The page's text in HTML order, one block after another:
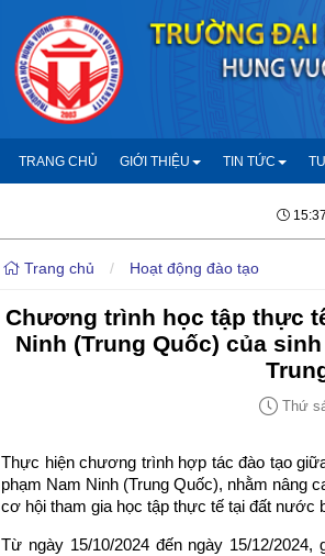
TRANG CHỦ GIỚI THIỆU TIN TỨC
Trang chủ / Hoạt động đào tạo
Chương trình học tập thực
Ninh (Trung Quốc) của
Thứ
Thực hiện chương trình hợp tác đào tạo
phạm Nam Ninh (Trung Quốc), nhằm nâng
cơ hội tham gia học tập thực tế tại đất nước
Từ ngày 15/10/2024 đến ngày 15/12/